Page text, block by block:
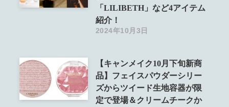
「LILIBETH」など4アイテム
紹介！
2024年10月3日
【キャンメイク10月下旬新商
品】フェイスパウダーシリー
ズからツイード生地容器が限
定で登場＆クリームチークか